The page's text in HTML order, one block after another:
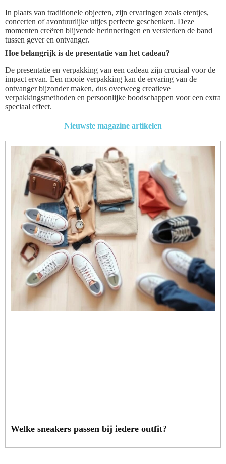
In plaats van traditionele objecten, zijn ervaringen zoals etentjes,
concerten of avontuurlijke uitjes perfecte geschenken. Deze
momenten creëren blijvende herinneringen en versterken de band
tussen gever en ontvanger.
Hoe belangrijk is de presentatie van het cadeau?
De presentatie en verpakking van een cadeau zijn cruciaal voor de
impact ervan. Een mooie verpakking kan de ervaring van de
ontvanger bijzonder maken, dus overweeg creatieve
verpakkingsmethoden en persoonlijke boodschappen voor een extra
speciaal effect.
Nieuwste magazine artikelen
Welke sneakers passen bij iedere outfit?